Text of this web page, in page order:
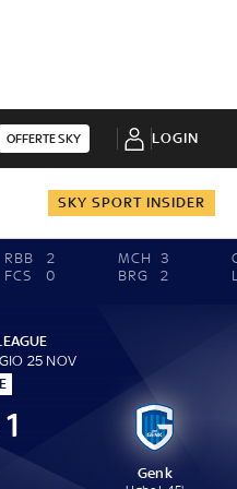
OFFERTE SKY LOGIN
SKY SPORT INSIDER
RBB
2
FCS
0
MCH
3
BRG
2
25 NOV
Genk